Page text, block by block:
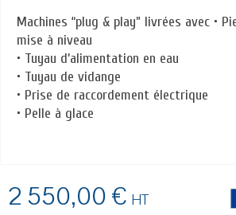
Machines “plug & play” livrées avec •
mise à niveau
• Tuyau d’alimentation en eau
• Tuyau de vidange
• Prise de raccordement électrique
• Pelle à glace
2 550,00 € HT